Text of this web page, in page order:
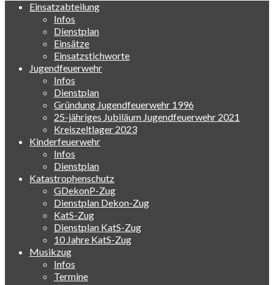
Einsatzabteilung
Infos
Dienstplan
Einsätze
Einsatzstichworte
Jugendfeuerwehr
Infos
Dienstplan
Gründung Jugendfeuerwehr 1996
25-jähriges Jubiläum Jugendfeuerwehr 2021
Kreiszeltlager 2023
Kinderfeuerwehr
Infos
Dienstplan
Katastrophenschutz
GDekonP-Zug
Dienstplan Dekon-Zug
KatS-Zug
Dienstplan KatS-Zug
10 Jahre KatS-Zug
Musikzug
Infos
Termine